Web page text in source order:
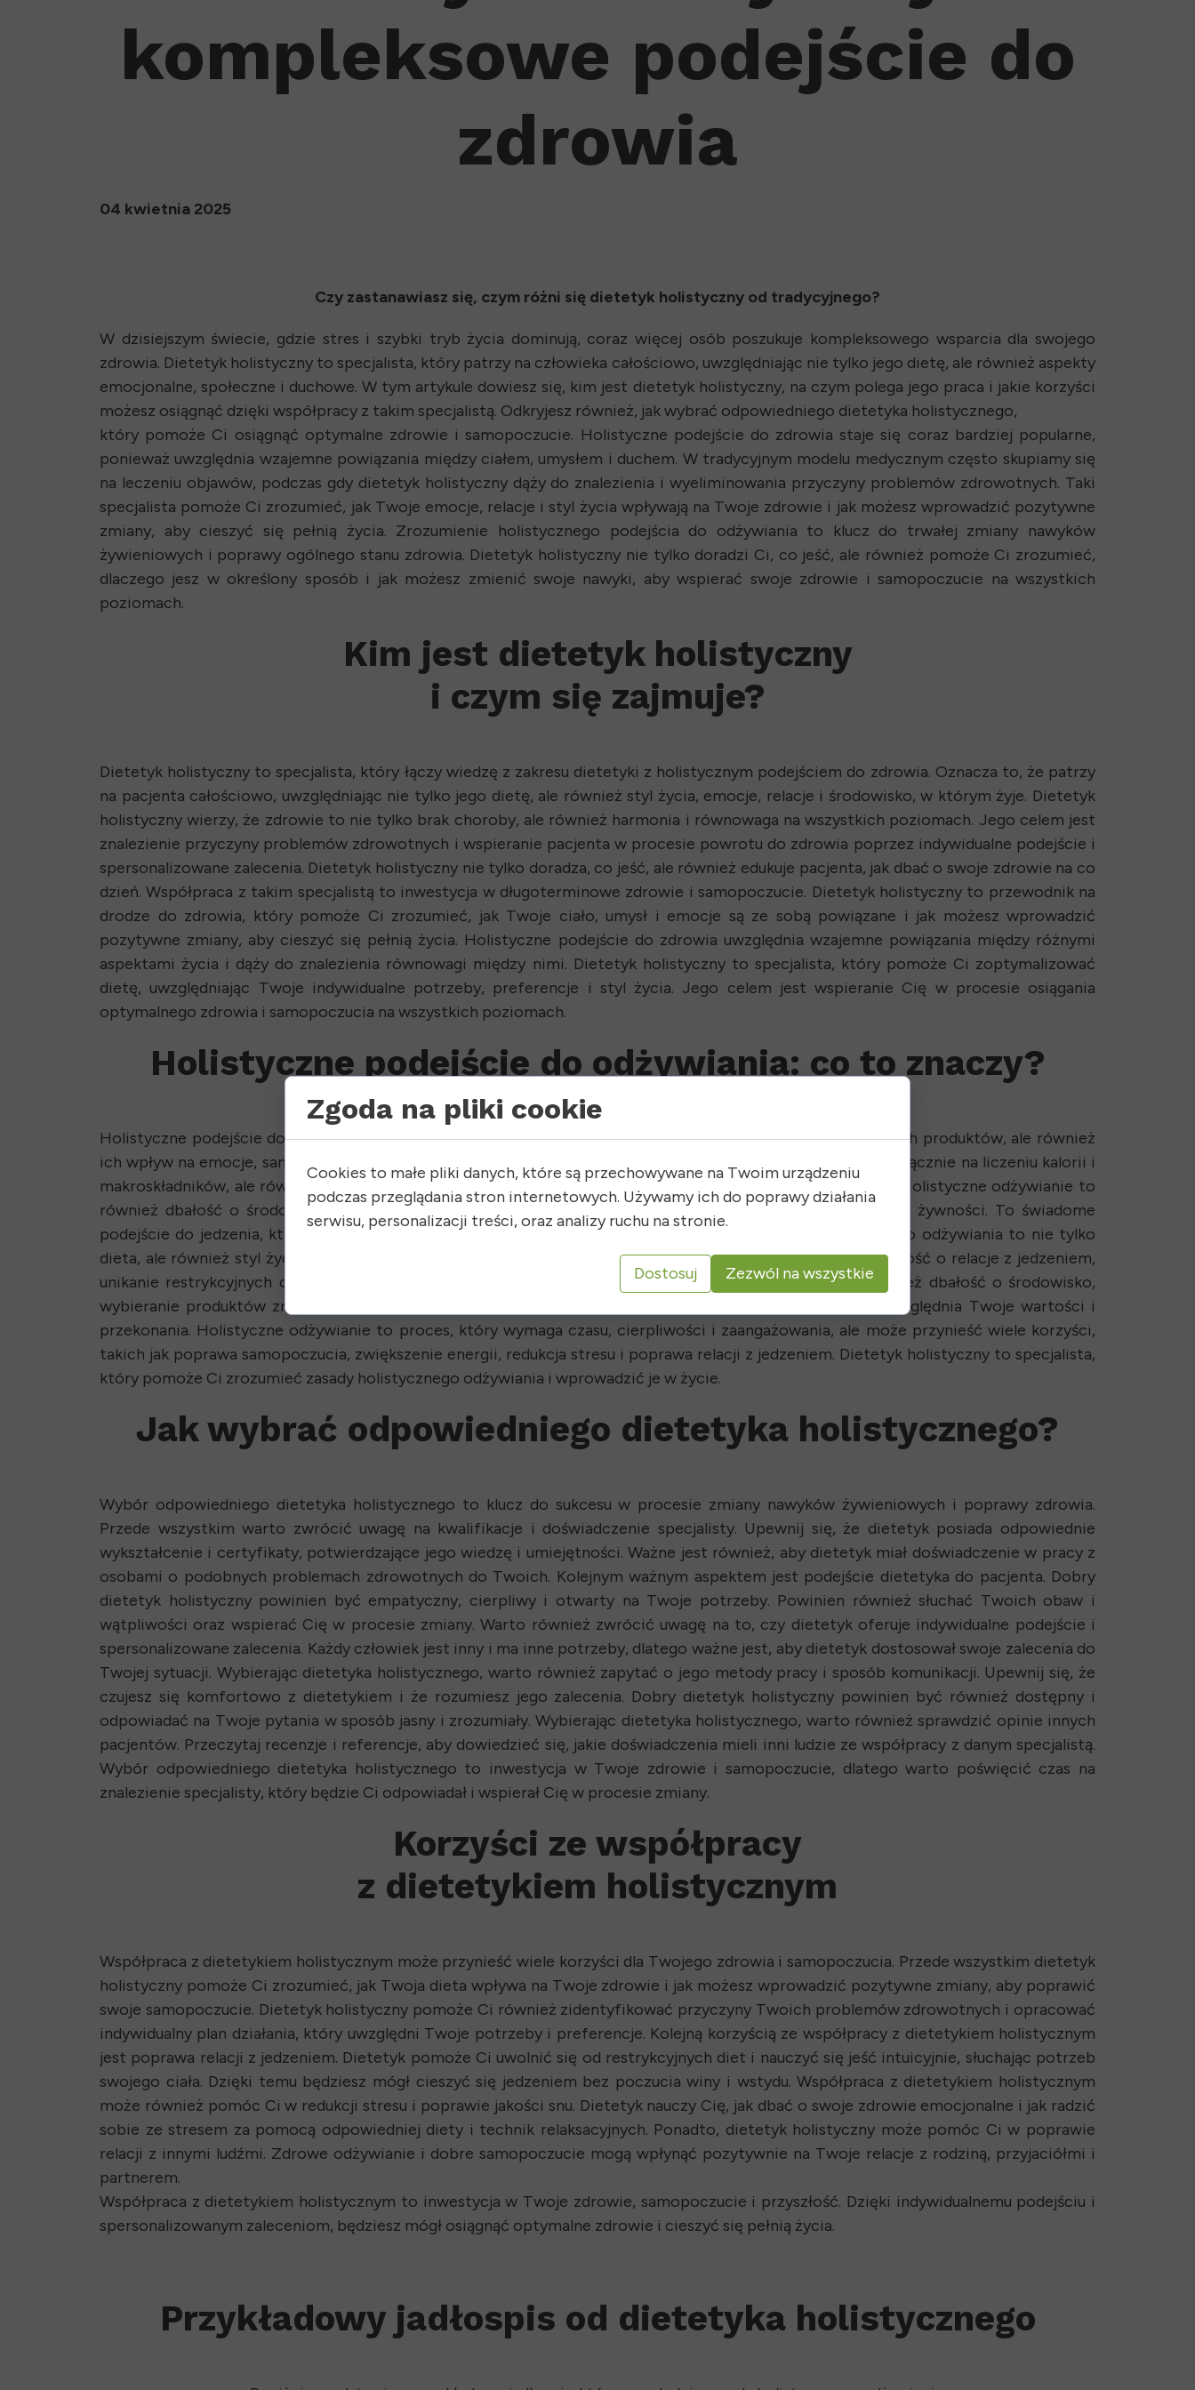
kompleksowe podejście do
zdrowia
04 kwietnia 2025
Czy zastanawiasz się, czym różni się dietetyk holistyczny od tradycyjnego?
W dzisiejszym świecie, gdzie stres i szybki tryb życia dominują, coraz więcej osób poszukuje kompleksowego wsparcia dla swojego
zdrowia. Dietetyk holistyczny to specjalista, który patrzy na człowieka całościowo, uwzględniając nie tylko jego dietę, ale również aspekty
emocjonalne, społeczne i duchowe. W tym artykule dowiesz się, kim jest dietetyk holistyczny, na czym polega jego praca i jakie korzyści
możesz osiągnąć dzięki współpracy z takim specjalistą. Odkryjesz również, jak wybrać odpowiedniego dietetyka holistycznego,
który pomoże Ci osiągnąć optymalne zdrowie i samopoczucie. Holistyczne podejście do zdrowia staje się coraz bardziej popularne,
ponieważ uwzględnia wzajemne powiązania między ciałem, umysłem i duchem. W tradycyjnym modelu medycznym często skupiamy się
na leczeniu objawów, podczas gdy dietetyk holistyczny dąży do znalezienia i wyeliminowania przyczyny problemów zdrowotnych. Taki
specjalista pomoże Ci zrozumieć, jak Twoje emocje, relacje i styl życia wpływają na Twoje zdrowie i jak możesz wprowadzić pozytywne
zmiany, aby cieszyć się pełnią życia. Zrozumienie holistycznego podejścia do odżywiania to klucz do trwałej zmiany nawyków
żywieniowych i poprawy ogólnego stanu zdrowia. Dietetyk holistyczny nie tylko doradzi Ci, co jeść, ale również pomoże Ci zrozumieć,
dlaczego jesz w określony sposób i jak możesz zmienić swoje nawyki, aby wspierać swoje zdrowie i samopoczucie na wszystkich
poziomach.
Kim jest dietetyk holistyczny
i czym się zajmuje?
Dietetyk holistyczny to specjalista, który łączy wiedzę z zakresu dietetyki z holistycznym podejściem do zdrowia. Oznacza to, że patrzy
na pacjenta całościowo, uwzględniając nie tylko jego dietę, ale również styl życia, emocje, relacje i środowisko, w którym żyje. Dietetyk
holistyczny wierzy, że zdrowie to nie tylko brak choroby, ale również harmonia i równowaga na wszystkich poziomach. Jego celem jest
znalezienie przyczyny problemów zdrowotnych i wspieranie pacjenta w procesie powrotu do zdrowia poprzez indywidualne podejście i
spersonalizowane zalecenia. Dietetyk holistyczny nie tylko doradza, co jeść, ale również edukuje pacjenta, jak dbać o swoje zdrowie na co
dzień. Współpraca z takim specjalistą to inwestycja w długoterminowe zdrowie i samopoczucie. Dietetyk holistyczny to przewodnik na
drodze do zdrowia, który pomoże Ci zrozumieć, jak Twoje ciało, umysł i emocje są ze sobą powiązane i jak możesz wprowadzić
pozytywne zmiany, aby cieszyć się pełnią życia. Holistyczne podejście do zdrowia uwzględnia wzajemne powiązania między różnymi
aspektami życia i dąży do znalezienia równowagi między nimi. Dietetyk holistyczny to specjalista, który pomoże Ci zoptymalizować
dietę, uwzględniając Twoje indywidualne potrzeby, preferencje i styl życia. Jego celem jest wspieranie Cię w procesie osiągania
optymalnego zdrowia i samopoczucia na wszystkich poziomach.
Holistyczne podejście do odżywiania: co to znaczy?
Holistyczne podejście do odżywiania to koncepcja, która uwzględnia nie tylko wartość odżywczą spożywanych produktów, ale również
ich wpływ na emocje, samopoczucie i relacje społeczne. Oznacza to, że dietetyk holistyczny nie skupia się wyłącznie na liczeniu kalorii i
makroskładników, ale również na tym, jak jedzenie wpływa na Twój nastrój, energię i relacje z innymi ludźmi. Holistyczne odżywianie to
również dbałość o środowisko, wybieranie lokalnych i sezonowych produktów oraz unikanie przetworzonej żywności. To świadome
podejście do jedzenia, które uwzględnia Twoje indywidualne potrzeby i preferencje. Holistyczne podejście do odżywiania to nie tylko
dieta, ale również styl życia, który wspiera Twoje zdrowie i samopoczucie na wszystkich poziomach. To dbałość o relacje z jedzeniem,
unikanie restrykcyjnych diet i wsłuchiwanie się w potrzeby swojego ciała. Holistyczne odżywianie to również dbałość o środowisko,
wybieranie produktów zrównoważonych i odpowiedzialnych. To świadome podejście do jedzenia, które uwzględnia Twoje wartości i
przekonania. Holistyczne odżywianie to proces, który wymaga czasu, cierpliwości i zaangażowania, ale może przynieść wiele korzyści,
takich jak poprawa samopoczucia, zwiększenie energii, redukcja stresu i poprawa relacji z jedzeniem. Dietetyk holistyczny to specjalista,
który pomoże Ci zrozumieć zasady holistycznego odżywiania i wprowadzić je w życie.
Jak wybrać odpowiedniego dietetyka holistycznego?
Wybór odpowiedniego dietetyka holistycznego to klucz do sukcesu w procesie zmiany nawyków żywieniowych i poprawy zdrowia.
Przede wszystkim warto zwrócić uwagę na kwalifikacje i doświadczenie specjalisty. Upewnij się, że dietetyk posiada odpowiednie
wykształcenie i certyfikaty, potwierdzające jego wiedzę i umiejętności. Ważne jest również, aby dietetyk miał doświadczenie w pracy z
osobami o podobnych problemach zdrowotnych do Twoich. Kolejnym ważnym aspektem jest podejście dietetyka do pacjenta. Dobry
dietetyk holistyczny powinien być empatyczny, cierpliwy i otwarty na Twoje potrzeby. Powinien również słuchać Twoich obaw i
wątpliwości oraz wspierać Cię w procesie zmiany. Warto również zwrócić uwagę na to, czy dietetyk oferuje indywidualne podejście i
spersonalizowane zalecenia. Każdy człowiek jest inny i ma inne potrzeby, dlatego ważne jest, aby dietetyk dostosował swoje zalecenia do
Twojej sytuacji. Wybierając dietetyka holistycznego, warto również zapytać o jego metody pracy i sposób komunikacji. Upewnij się, że
czujesz się komfortowo z dietetykiem i że rozumiesz jego zalecenia. Dobry dietetyk holistyczny powinien być również dostępny i
odpowiadać na Twoje pytania w sposób jasny i zrozumiały. Wybierając dietetyka holistycznego, warto również sprawdzić opinie innych
pacjentów. Przeczytaj recenzje i referencje, aby dowiedzieć się, jakie doświadczenia mieli inni ludzie ze współpracy z danym specjalistą.
Wybór odpowiedniego dietetyka holistycznego to inwestycja w Twoje zdrowie i samopoczucie, dlatego warto poświęcić czas na
znalezienie specjalisty, który będzie Ci odpowiadał i wspierał Cię w procesie zmiany.
Korzyści ze współpracy
z dietetykiem holistycznym
Współpraca z dietetykiem holistycznym może przynieść wiele korzyści dla Twojego zdrowia i samopoczucia. Przede wszystkim dietetyk
holistyczny pomoże Ci zrozumieć, jak Twoja dieta wpływa na Twoje zdrowie i jak możesz wprowadzić pozytywne zmiany, aby poprawić
swoje samopoczucie. Dietetyk holistyczny pomoże Ci również zidentyfikować przyczyny Twoich problemów zdrowotnych i opracować
indywidualny plan działania, który uwzględni Twoje potrzeby i preferencje. Kolejną korzyścią ze współpracy z dietetykiem holistycznym
jest poprawa relacji z jedzeniem. Dietetyk pomoże Ci uwolnić się od restrykcyjnych diet i nauczyć się jeść intuicyjnie, słuchając potrzeb
swojego ciała. Dzięki temu będziesz mógł cieszyć się jedzeniem bez poczucia winy i wstydu. Współpraca z dietetykiem holistycznym
może również pomóc Ci w redukcji stresu i poprawie jakości snu. Dietetyk nauczy Cię, jak dbać o swoje zdrowie emocjonalne i jak radzić
sobie ze stresem za pomocą odpowiedniej diety i technik relaksacyjnych. Ponadto, dietetyk holistyczny może pomóc Ci w poprawie
relacji z innymi ludźmi. Zdrowe odżywianie i dobre samopoczucie mogą wpłynąć pozytywnie na Twoje relacje z rodziną, przyjaciółmi i
partnerem.
Współpraca z dietetykiem holistycznym to inwestycja w Twoje zdrowie, samopoczucie i przyszłość. Dzięki indywidualnemu podejściu i
spersonalizowanym zaleceniom, będziesz mógł osiągnąć optymalne zdrowie i cieszyć się pełnią życia.
Przykładowy jadłospis od dietetyka holistycznego
Zgoda na pliki cookie
Cookies to małe pliki danych, które są przechowywane na Twoim urządzeniu
podczas przeglądania stron internetowych. Używamy ich do poprawy działania
serwisu, personalizacji treści, oraz analizy ruchu na stronie.
Dostosuj Zezwól na wszystkie